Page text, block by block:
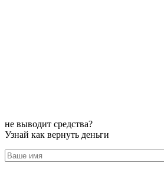
не выводит средства?
Узнай как вернуть деньги